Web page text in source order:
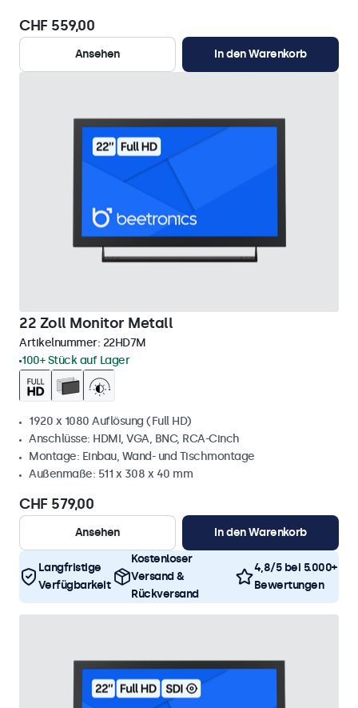
CHF 559,00
Ansehen In den Warenkorb
22 Zoll Monitor Metall
Artikelnummer: 22HD7M
100+ Stück auf Lager
1920 x 1080 Auflösung (Full HD)
Anschlüsse: HDMI, VGA, BNC, RCA-Cinch
Montage: Einbau, Wand- und Tischmontage
Außenmaße: 511 x 308 x 40 mm
CHF 579,00
Ansehen In den Warenkorb
Langfristige
Verfügbarkeit
Kostenloser
Versand &
Rückversand
4,8/5 bei 5.000+
Bewertungen